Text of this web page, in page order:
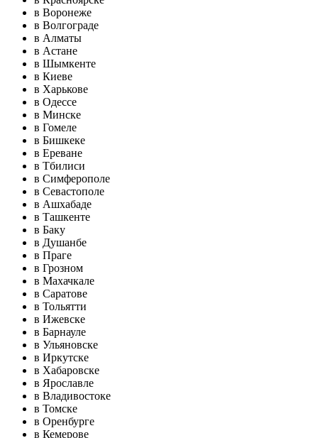
в Воронеже
в Волгограде
в Алматы
в Астане
в Шымкенте
в Киеве
в Харькове
в Одессе
в Минске
в Гомеле
в Бишкеке
в Ереване
в Тбилиси
в Симферополе
в Севастополе
в Ашхабаде
в Ташкенте
в Баку
в Душанбе
в Праге
в Грозном
в Махачкале
в Саратове
в Тольятти
в Ижевске
в Барнауле
в Ульяновске
в Иркутске
в Хабаровске
в Ярославле
в Владивостоке
в Томске
в Оренбурге
в Кемерове